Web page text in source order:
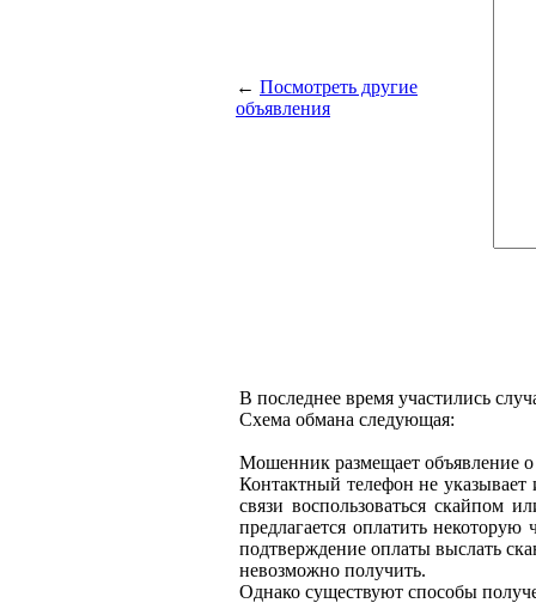
← Посмотреть другие
объявления
В последнее время участились
Схема обмана следующая:
Мошенник размещает объявление
Контактный телефон не
связи воспользоваться скайпом
предлагается оплатить
подтверждение оплаты выслать
невозможно получить.
Однако существуют способы